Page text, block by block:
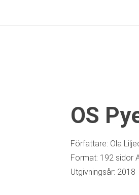
OS
Författare: Ola
Format: 192 sidor
Utgivningsår: 2018